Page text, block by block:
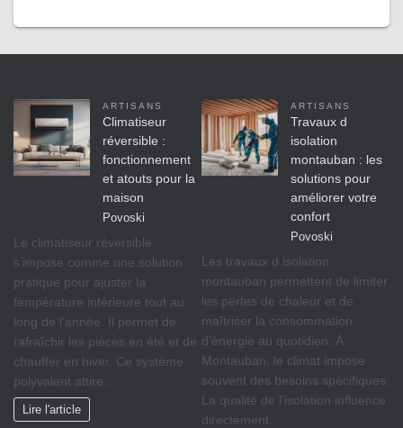
ARTISANS
Climatiseur
réversible :
fonctionnement
et atouts pour la
maison
Povoski
Le climatiseur réversible
s’impose comme une solution
pratique pour ajuster la
température intérieure tout au
long de l’année. Il permet de
rafraîchir les pièces en été et de
chauffer en hiver. Ce système
polyvalent attire…
Lire l'article
ARTISANS
Travaux d
isolation
montauban : les
solutions pour
améliorer votre
confort
Povoski
Les travaux d isolation
montauban permettent de limiter
les pertes de chaleur et de
maîtriser la consommation
d’énergie au quotidien. À
Montauban, le climat impose
souvent des besoins spécifiques.
La qualité de l’isolation influence
directement…